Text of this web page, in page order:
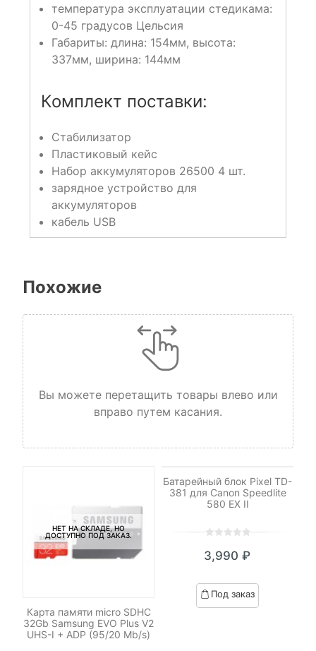
температура эксплуатации стедикама:
0-45 градусов Цельсия
Габариты: длина: 154мм, высота:
337мм, ширина: 144мм
Комплект поставки:
Стабилизатор
Пластиковый кейс
Набор аккумуляторов 26500 4 шт.
зарядное устройство для
аккумуляторов
кабель USB
Похожие
Вы можете перетащить товары влево или
вправо путем касания.
НЕТ НА СКЛАДЕ, НО
ДОСТУПНО ПОД ЗАКАЗ.
Карта памяти micro SDHC
32Gb Samsung EVO Plus V2
UHS-I + ADP (95/20 Mb/s)
Батарейный блок Pixel TD-
381 для Canon Speedlite
580 EX II
out
based
on
3,990 ₽
Под заказ